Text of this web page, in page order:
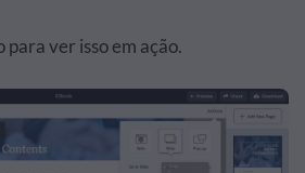
ver isso em ação.